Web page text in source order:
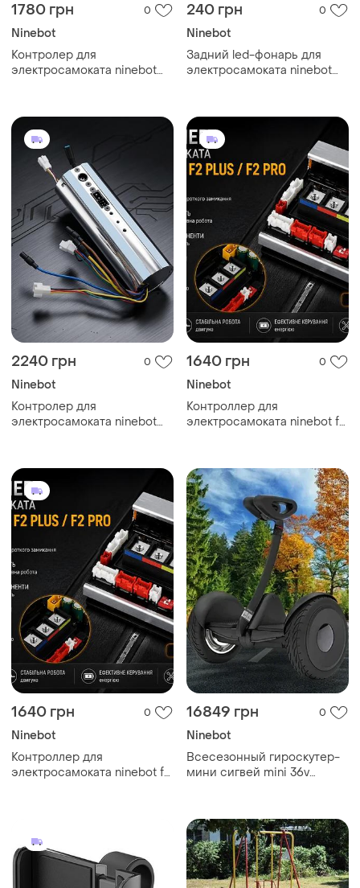
1780 грн 0
Ninebot
Контролер для
электросамоката ninebot
240 грн 0
Ninebot
Задний led-фонарь для
электросамоката ninebot
2240 грн 0
Ninebot
Контролер для
электросамоката ninebot
1640 грн 0
Ninebot
Контроллер для
электросамоката ninebot f2
совместимость)
1640 грн 0
Ninebot
Контроллер для
электросамоката ninebot f2
16849 грн 0
Ninebot
Всесезонный гироскутер-
мини сигвей mini 36v